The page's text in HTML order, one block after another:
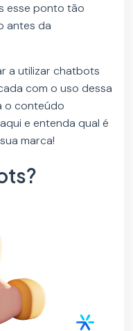
esse ponto tão
antes da
a utilizar chatbots
com o uso dessa
o conteúdo
e entenda qual é
marca!